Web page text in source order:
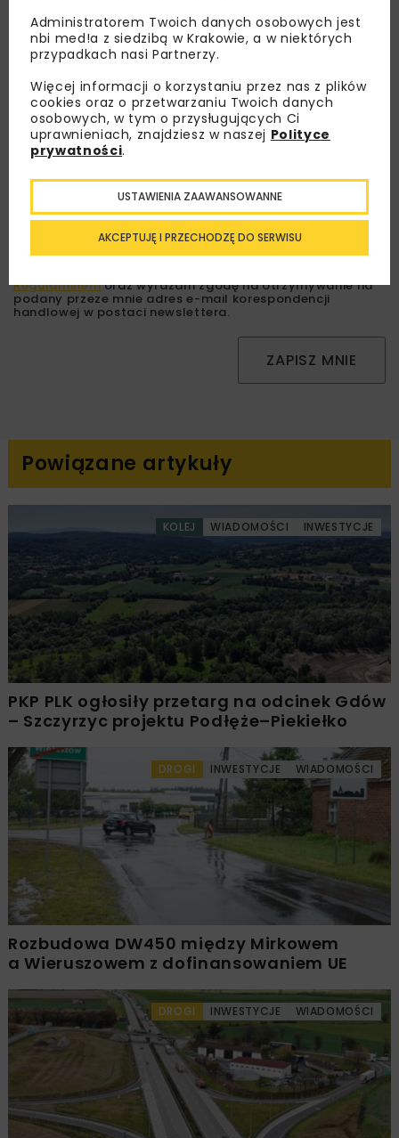
Lubisz wiedzieć więcej?
Zapisz się do newslettera aby otrzymywać od
nas najlepsze informacje branżowe,
dedykowane akcje specjalne.
Regulaminemoraz wyrażam zgodę na otrzymywanie na
podany przeze mnie adres e-mail korespondencji
handlowej w postaci newslettera.
ZAPISZ MNIE
Powiązane artykuły
KOLEJ WIADOMOŚCI INWESTYCJE
PKP PLK ogłosiły przetarg na odcinek Gdów
– Szczyrzyc projektu Podłęże–Piekiełko
DROGI INWESTYCJE WIADOMOŚCI
Rozbudowa DW450 między Mirkowem
a Wieruszowem z dofinansowaniem UE
DROGI INWESTYCJE WIADOMOŚCI
Administratorem Twoich danych osobowych jest
nbi med!a z siedzibą w Krakowie, a w niektórych
przypadkach nasi Partnerzy.
Więcej informacji o korzystaniu przez nas z plików
cookies oraz o przetwarzaniu Twoich danych
osobowych, w tym o przysługujących Ci
uprawnieniach, znajdziesz w naszej Polityce
prywatności.
AKCEPTUJĘ I PRZECHODZĘ DO SERWISU
USTAWIENIA ZAAWANSOWANNE